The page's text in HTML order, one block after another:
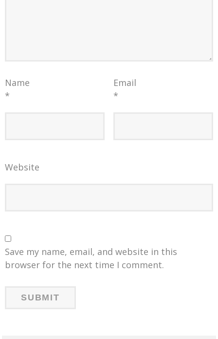
Name
*
Email
*
Website
Save my name, email, and website in this
browser for the next time I comment.